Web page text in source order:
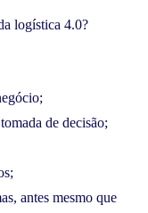
logística 4.0?
de decisão;
antes mesmo que